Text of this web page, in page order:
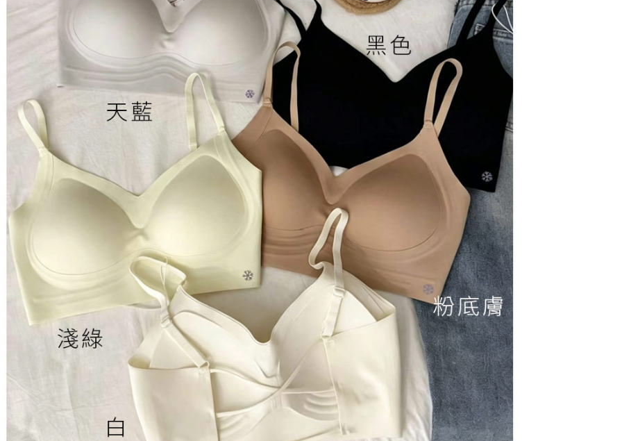
５．嚴禁一人註冊多個帳號或使用他人資訊註冊。若發現惡意使用之情
形，恩沛科技股份有限公司將有權停止該用戶之使用額度並採取法律行
動。